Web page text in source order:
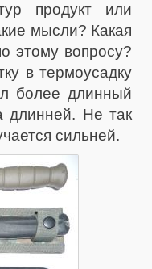
продукт или
мысли? Какая
этому вопросу?
в термоусадку
более длинный
длинней. Не так
сильней.